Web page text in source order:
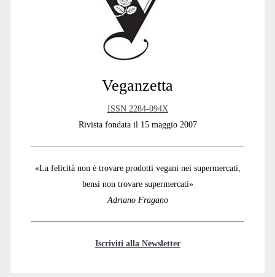
Veganzetta
ISSN 2284-094X
Rivista fondata il 15 maggio 2007
«La felicità non è trovare prodotti vegani nei supermercati,
bensì non trovare supermercati»
Adriano Fragano
Iscriviti alla Newsletter